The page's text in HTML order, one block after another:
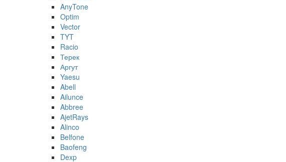
AnyTone
Optim
Vector
TYT
Racio
Терек
Аргут
Yaesu
Abell
Ailunce
Abbree
AjetRays
Alinco
Belfone
Baofeng
Dexp